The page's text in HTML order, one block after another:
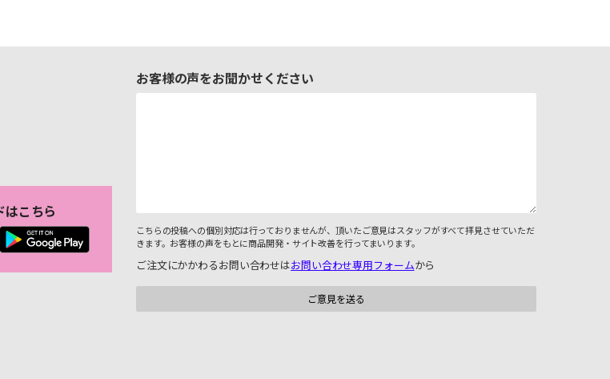
はこちら
お客様の声をお聞かせください
こちらの投稿への個別対応は行っておりませんが、頂いたご意見はスタッフがすべて拝見させていただ
きます。お客様の声をもとに商品開発・サイト改善を行ってまいります。
ご注文にかかわるお問い合わせはお問い合わせ専用フォームから